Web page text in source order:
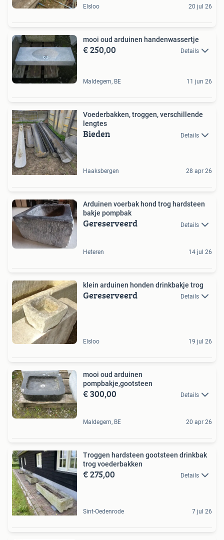
Elsloo 20 jul 26
mooi oud arduinen handenwassertje
€ 250,00 Details
Maldegem, BE 11 jun 26
Voederbakken, troggen, verschillende
lengtes
Bieden Details
Haaksbergen 28 apr 26
Arduinen voerbak hond trog hardsteen
bakje pompbak
Gereserveerd Details
Heteren 14 jul 26
klein arduinen honden drinkbakje trog
Gereserveerd Details
Elsloo 19 jul 26
mooi oud arduinen
pompbakje,gootsteen
€ 300,00 Details
Maldegem, BE 20 apr 26
Troggen hardsteen gootsteen drinkbak
trog voederbakken
€ 275,00 Details
Sint-Oedenrode 7 jul 26